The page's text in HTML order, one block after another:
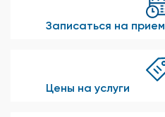
Записаться на прием
Цены на услуги